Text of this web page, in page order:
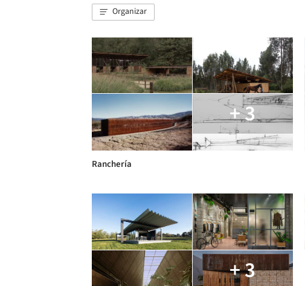
Organizar
+ 3
Ranchería
+ 3